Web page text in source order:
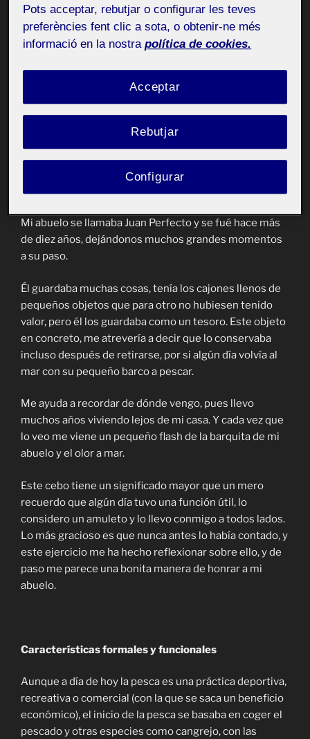
Vínculos afectivos y emocionales
sentimental. Se trata de un cebo de pescar que
perteneció a mi abuelo.
Mi abuelo fué pescador durante toda su vida, se
dedicaba a ello y le enorgullecía.
Mi abuelo se llamaba Juan Perfecto y se fué hace más
de diez años, dejándonos muchos grandes momentos
a su paso.
Él guardaba muchas cosas, tenía los cajones llenos de
pequeños objetos que para otro no hubiesen tenido
valor, pero él los guardaba como un tesoro. Este objeto
en concreto, me atrevería a decir que lo conservaba
incluso después de retirarse, por si algún día volvía al
mar con su pequeño barco a pescar.
Me ayuda a recordar de dónde vengo, pues llevo
muchos años viviendo lejos de mi casa. Y cada vez que
lo veo me viene un pequeño flash de la barquita de mi
abuelo y el olor a mar.
Este cebo tiene un significado mayor que un mero
recuerdo que algún día tuvo una función útil, lo
considero un amuleto y lo llevo conmigo a todos lados.
Lo más gracioso es que nunca antes lo había contado, y
este ejercicio me ha hecho reflexionar sobre ello, y de
paso me parece una bonita manera de honrar a mi
abuelo.
Características formales y funcionales
Aunque a día de hoy la pesca es una práctica deportiva,
recreativa o comercial (con la que se saca un beneficio
económico), el inicio de la pesca se basaba en coger el
pescado y otras especies como cangrejo, con las
Pots acceptar, rebutjar o configurar les teves
preferències fent clic a sota, o obtenir-ne més
informació en la nostra política de cookies.
Rebutjar
Acceptar
Configurar